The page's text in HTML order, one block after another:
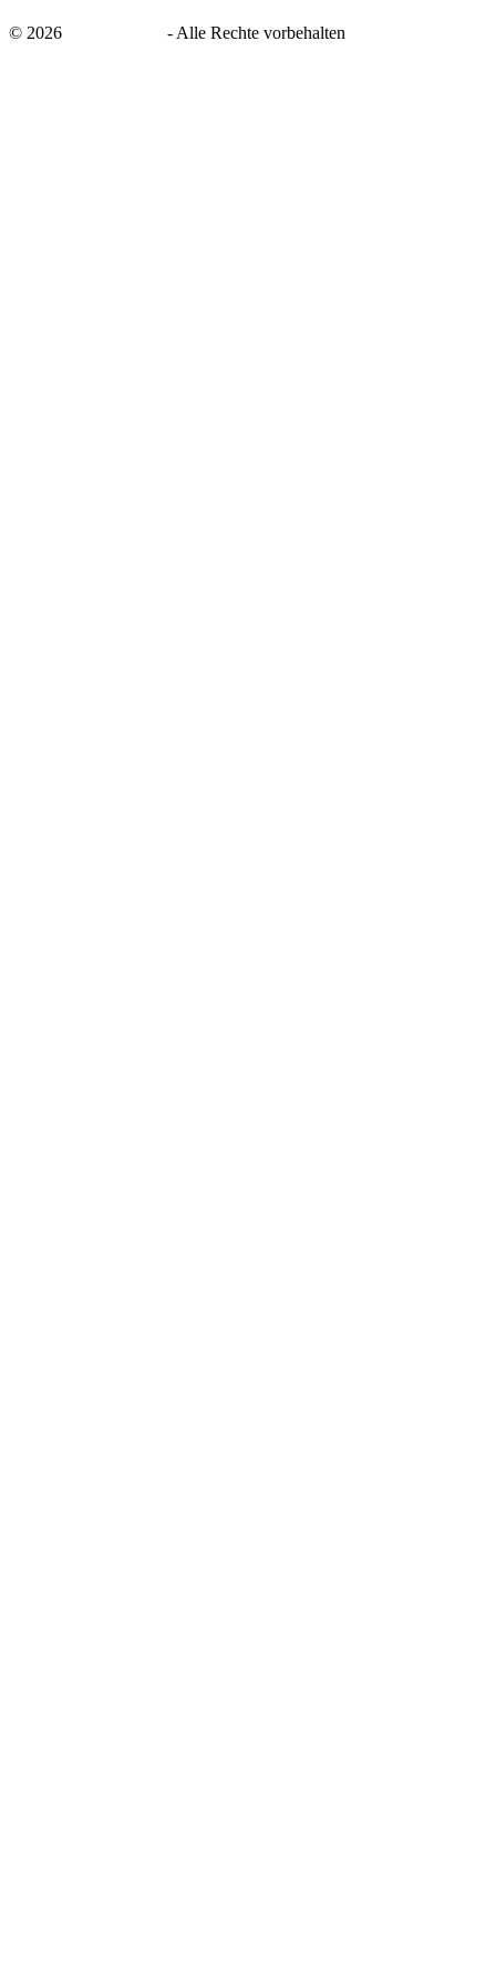
© 2026 - Alle Rechte vorbehalten